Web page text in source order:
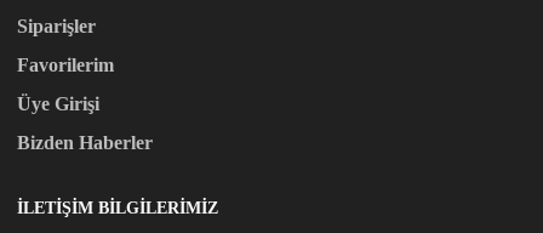
Siparişler
Favorilerim
Üye Girişi
Bizden Haberler
İLETIŞIM BILGILERIMIZ